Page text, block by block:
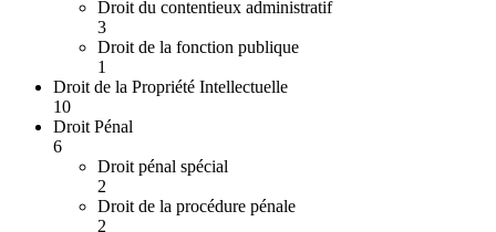
Droit du contentieux administratif
3
Droit de la fonction publique
1
Droit de la Propriété Intellectuelle
10
Droit Pénal
6
Droit pénal spécial
2
Droit de la procédure pénale
2